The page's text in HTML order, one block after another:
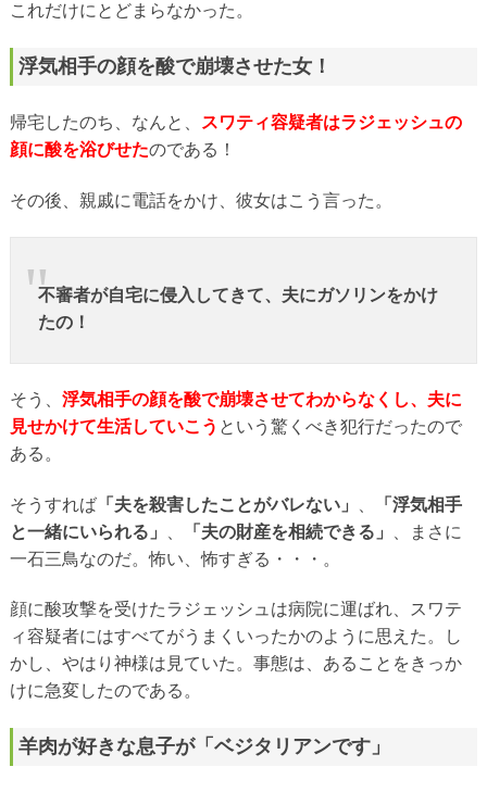
これだけにとどまらなかった。
浮気相手の顔を酸で崩壊させた女！
帰宅したのち、なんと、
スワティ容疑者はラジェッシュの
顔に酸を浴びせたのである！
その後、親戚に電話をかけ、彼女はこう言った。
不審者が自宅に侵入してきて、夫にガソリンをかけ
たの！
そう、 浮気相手の顔を酸で崩壊させてわからなくし、夫に
見せかけて生活していこう という驚くべき犯行だったので
ある。
そうすれば「夫を殺害したことがバレない」
「浮気相手
と一緒にいられる」
「夫の財産を相続できる」
、まさに
一石三鳥なのだ。怖い、怖すぎる・・・。
顔に酸攻撃を受けたラジェッシュは病院に運ばれ、スワテ
ィ容疑者にはすべてがうまくいったかのように思えた。し
かし、やはり神様は見ていた。事態は、あることをきっか
けに急変したのである。
羊肉が好きな息子が「ベジタリアンです」